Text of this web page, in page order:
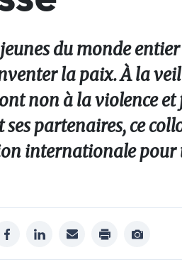
jeunes du monde
la paix. À la
non à la violence
ses partenaires, ce
internationale pour
facebooklinkedinmail print
Afficher